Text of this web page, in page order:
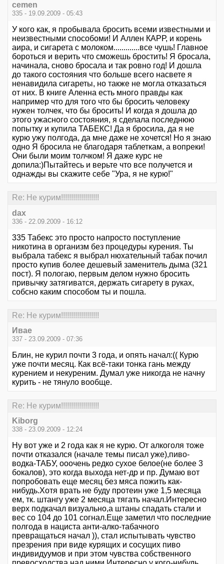
cemen
335 - 19.09.2009 - 05:43
У кого как, я пробывала бросить всеми известными и
неизвестными способоми! И Аллен КАРР, и корень
аира, и сигарета с молоком.............все чушь! Главное
бороться и верить что сможешь бростить! Я бросала,
начинала, сново бросала и так ровно год! И дошла
до такого состояния что больше всего насвете я
ненавидила сигареты, но также не могла отказаться
от них. В книге Аленна есть много правды как
например что для того что бы бросить человеку
нужен толчек, что бы бросить! И когда я дошла до
этого ужасного состояния, я сделала последнюю
попытку и купила ТАБЕКС! Да я бросила, да я не
курю ужу полгода, да мне даже не хочется! Но я знаю
одно Я бросила не благодаря таблеткам, а вопреки!
Они были моим толчком! Я даже курс не
допила:)Пытайтесь и верьте что все получется и
однажды вы скажите себе "Ура, я не курю!"
Re: Не курим!!!!!!!!!!!!!!!!!!!
dax
336 - 22.09.2009 - 16:12
335 Табекс это просто напросто поступление
никотина в организм без процедуры курения. Ты
выбрала табекс я выбрал нюхательный табак почил
просто купив более дешевый заменитель дыма (321
пост). Я пологаю, первым делом нужно бросить
привычку затягиватся, держать сигарету в руках,
собсно каким способом ты и пошла.
Re: Не курим!!!!!!!!!!!!!!!!!!!
Ивае
337 - 23.09.2009 - 07:36
Блин, не курил почти 3 года, и опять начал:(( Курю
уже почти месяц. Как всё-таки тонка гань между
курением и некуреним. Думал уже никогда не начну
курить - не тянуло вообще.
Re: Не курим!!!!!!!!!!!!!!!!!!!
Kiborg
338 - 23.09.2009 - 12:24
Ну вот уже и 2 года как я не курю. От алкоголя тоже
почти отказался (начале темы писал уже),пиво-
водка-ТАБУ, ооочень редко сухое белое(не более 3
бокалов), это когда выхода нет-др и пр. Думаю вот
попробовать еще месяц без мяса пожить как-
нибудь.Хотя врать не буду протеин уже 1,5 месяца
ем, тк. штангу уже 2 месяца тягать начал.Интересно
верх подкачал визуально,а штаны спадать стали и
вес со 104 до 101 согнал.Еще заметил что последние
полгода в нациста анти-алко-табачного
превращаться начал )), стал испытывать чувство
презрения при виде курящих и сосущих пиво
индивидуумов и при этом чувства собственного